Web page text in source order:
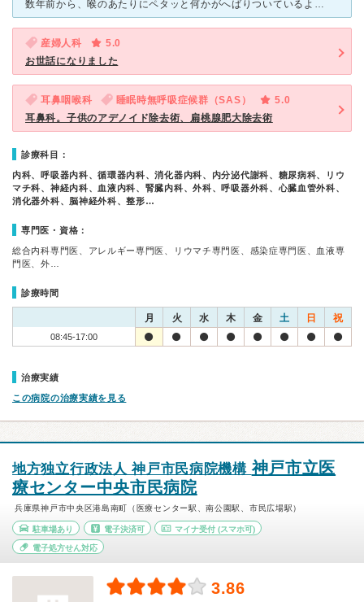
数年前から、喉のあたりにペタッと何かがへばりついているような感じがあって、他の耳鼻科で診てもらったところ何も無くて、気にしないようにと言われました。あるように思っていても、何もそこには無くて、そう感じ
産婦人科
5.0
お世話になりました
耳鼻咽喉科 睡眠時無呼吸症候群（SAS）
5.0
耳鼻科。子供のアデノイド除去術、扁桃腺肥大除去術
診療科目：
内科、呼吸器内科、循環器内科、消化器内科、内分泌代謝科、糖尿病科、リウ
マチ科、神経内科、血液内科、腎臓内科、外科、呼吸器外科、心臓血管外科、
消化器外科、脳神経外科、整形…
専門医・資格：
総合内科専門医、アレルギー専門医、リウマチ専門医、感染症専門医、血液専
門医、外…
診療時間
月 火 水 木 金 土 日 祝
08:45-17:00
治療実績
この病院の治療実績を見る
地方独立行政法人 神戸市民病院機構神戸市立医
療センター中央市民病院
兵庫県神戸市中央区港島南町（医療センター駅、南公園駅、市民広場駅）
駐車場あり 電子決済可 マイナ受付 (スマホ可)
電子処方せん対応
3.86